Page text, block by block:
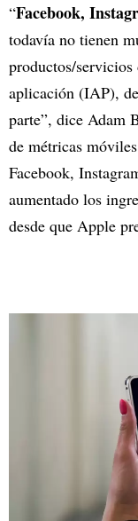
“Facebook,
todavía no tienen
productos/servicios
aplicación (IAP),
parte”, dice Adam
de métricas
Facebook,
aumentado los
desde que Apple